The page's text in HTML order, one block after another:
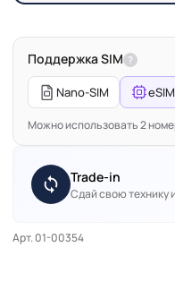
Поддержка SIM ?
Nano-SIM eSIM
Можно использовать 2
Trade-in
Сдай свою технику
Арт. 01-00354